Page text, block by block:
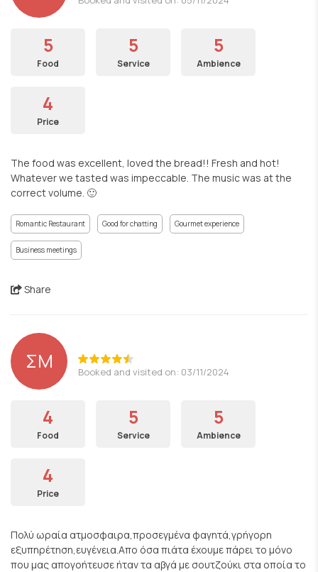
5
Food
5
Service
5
Ambience
4
Price
The food was excellent, loved the bread!! Fresh and hot!
Whatever we tasted was impeccable. The music was at the
correct volume. 🙂
Romantic Restaurant Good for chatting Gourmet experience
Business meetings
Share
ΣΜ Booked and visited on: 03/11/2024
4
Food
5
Service
5
Ambience
4
Price
Πολύ ωραία ατμοσφαιρα,προσεγμένα φαγητά,γρήγορη
εξυπηρέτηση,ευγένεια.Απο όσα πιάτα έχουμε πάρει το μόνο
που μας απογοήτευσε ήταν τα αβγά με σουτζούκι στα οποία το